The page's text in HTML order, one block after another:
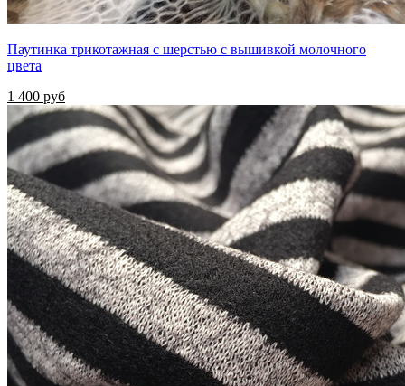
Паутинка трикотажная с шерстью с вышивкой молочного
цвета
1 400 руб